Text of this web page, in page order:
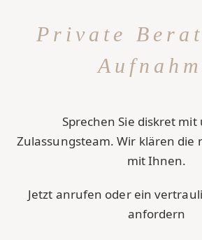
Private
Sprechen Sie diskret mit
Zulassungsteam. Wir klären die
mit Ihnen.
Jetzt anrufen oder ein
anfordern